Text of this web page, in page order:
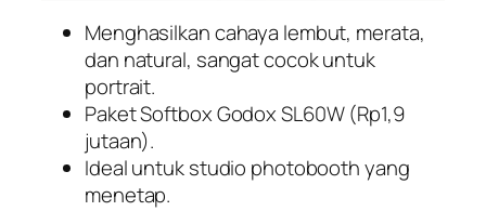
Menghasilkan cahaya lembut, merata,
dan natural, sangat cocok untuk
portrait.
Paket Softbox Godox SL60W (Rp1,9
jutaan).
Ideal untuk studio photobooth yang
menetap.